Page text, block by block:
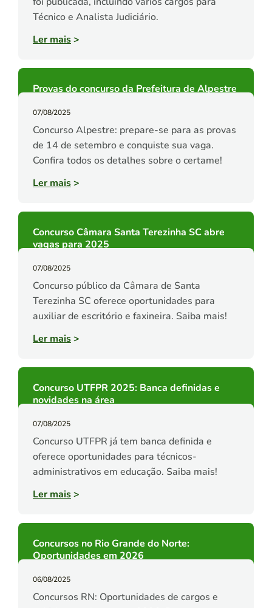
Técnico e Analista Judiciário.
Ler mais>
Provas do concurso da Prefeitura de Alpestre
07/08/2025
Concurso Alpestre: prepare-se para as provas
de 14 de setembro e conquiste sua vaga.
Confira todos os detalhes sobre o certame!
Ler mais>
Concurso Câmara Santa Terezinha SC abre
vagas para 2025
07/08/2025
Concurso público da Câmara de Santa
Terezinha SC oferece oportunidades para
auxiliar de escritório e faxineira. Saiba mais!
Ler mais>
Concurso UTFPR 2025: Banca definidas e
novidades na área
07/08/2025
Concurso UTFPR já tem banca definida e
oferece oportunidades para técnicos-
administrativos em educação. Saiba mais!
Ler mais>
Concursos no Rio Grande do Norte:
Oportunidades em 2026
06/08/2025
Concursos RN: Oportunidades de cargos e